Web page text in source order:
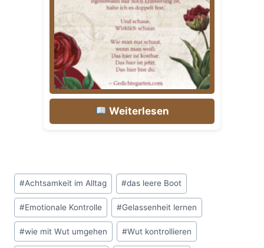
Weiterlesen
Schlagworte:
#Achtsamkeit im Alltag #das leere Boot
#Emotionale Kontrolle #Gelassenheit lernen
#wie mit Wut umgehen #Wut kontrollieren